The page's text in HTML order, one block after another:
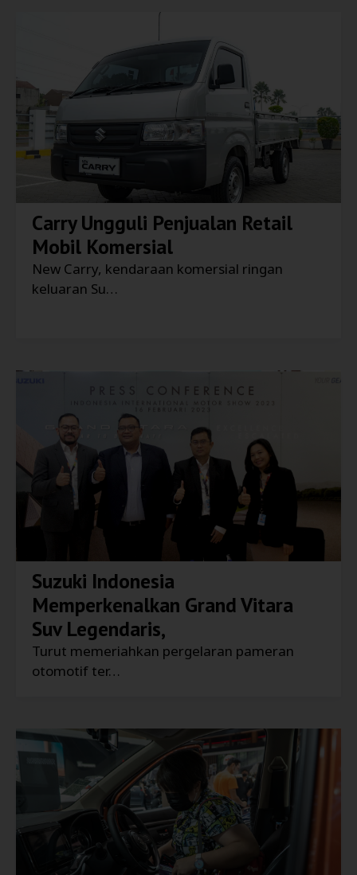
Carry Ungguli Penjualan Retail
Mobil Komersial
New Carry, kendaraan komersial ringan
keluaran Su…
Suzuki Indonesia
Memperkenalkan Grand Vitara
Suv Legendaris,
Turut memeriahkan pergelaran pameran
otomotif ter…